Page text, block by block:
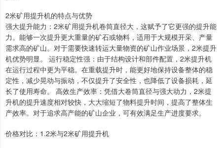
2米矿用提升机的特点与优势
强大提升能力：2米矿用提升机卷筒直径大，这赋予了它更强的提升能
力。能够一次提升更大重量的矿石或物料，适用于大规模开采、产量
需求高的矿山。对于需要快速转运大量物资的矿山作业场景，2米提升
机优势明显。 运行稳定性强：由于结构设计和部件配置，2米提升机
在运行过程中更为平稳。在重载提升时，能更好地保持设备整体的稳
定性，减少晃动与振动，不仅提升了安全性，也降低了设备损耗，延
长了使用寿命。 高效生产效率：凭借大卷筒直径与强大动力，2米提
升机的提升速度相对较快，大大缩短了物料提升时间，提高了整体生
产效率。对于追求高产能的矿山企业，可有效满足生产进度要求。
价格对比：1.2米与2米矿用提升机